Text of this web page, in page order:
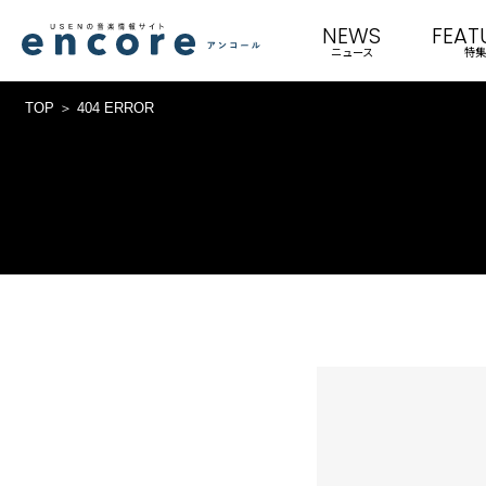
NEWS
ニュース 特集
TOP 404 ERROR